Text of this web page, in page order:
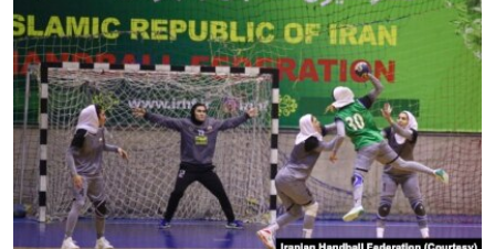
فرهنگ و زندگی
حقوق شهروندی
اقتصادی
علم و فناوری
اسرائیل در جنگ
گالری عکس
مستندها
انتخابات ریاست جمهوری آمریکا ۲۰۲۴
حمله جمهوری اسلامی به اسرائیل
رمز مهسا
ورزش زنان در ایران
اعتراضات زن، زندگی، آزادی
دنبال کنید
زبانهای مختلف